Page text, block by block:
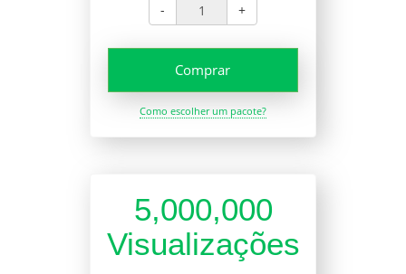
- +
Comprar
Como escolher um pacote?
5,000,000
Visualizações